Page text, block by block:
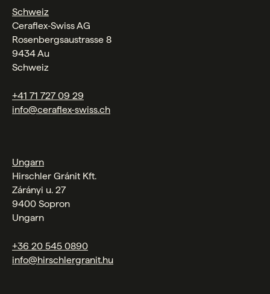
Schweiz
Ceraflex‑Swiss AG
Rosenbergsaustrasse 8
9434 Au
Schweiz
+41 71 727 09 29
info@ceraflex-swiss.ch
Ungarn
Hirschler Gránit Kft.
Zárányi u. 27
9400 Sopron
Ungarn
+36 20 545 0890
info@hirschlergranit.hu